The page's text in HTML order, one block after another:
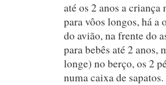
até os 2 anos a
para vôos longos, há a
do avião, na frente do
para bebês até 2 anos,
longe) no berço, os 2
numa caixa de sapatos.